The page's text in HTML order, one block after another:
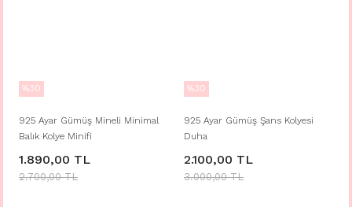
%30
925 Ayar Gümüş Mineli Minimal
Balık Kolye Minifi
1.890,00 TL
2.700,00 TL
%30
925 Ayar Gümüş Şans Kolyesi
Duha
2.100,00 TL
3.000,00 TL